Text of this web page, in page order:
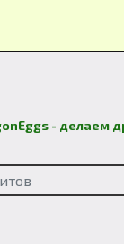
- делаем